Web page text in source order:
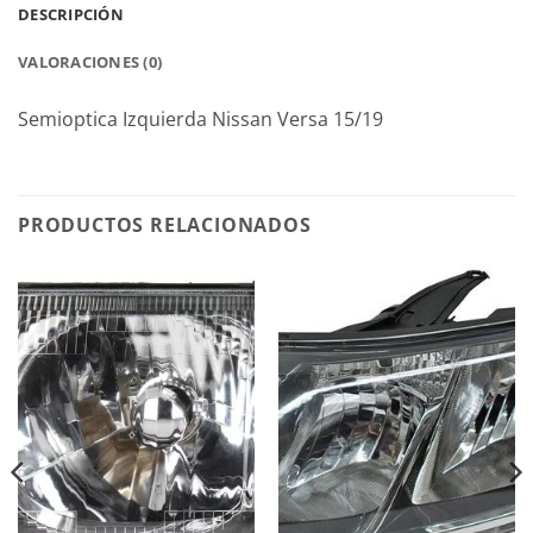
DESCRIPCIÓN
VALORACIONES (0)
Semioptica Izquierda Nissan Versa 15/19
PRODUCTOS RELACIONADOS